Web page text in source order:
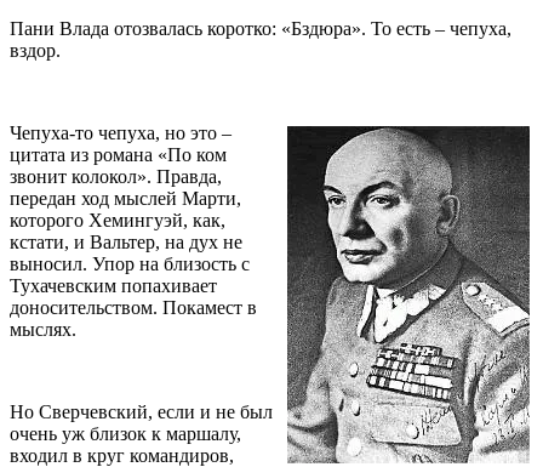
Пани Влада отозвалась коротко: «Бздюра». То есть – чепуха,
вздор.
Чепуха-то чепуха, но это –
цитата из романа «По ком
звонит колокол». Правда,
передан ход мыслей Марти,
которого Хемингуэй, как,
кстати, и Вальтер, на дух не
выносил. Упор на близость с
Тухачевским попахивает
доносительством. Покамест в
мыслях.
Но Сверчевский, если и не был
очень уж близок к маршалу,
входил в круг командиров,